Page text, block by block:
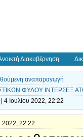
Διακυβέρνηση
αναπαραγωγή
ΦΥΛΟΥ ΙΝΤΕΡΣΕΞ
4 Ιουλίου 2022, 22:22
2022, 22:22